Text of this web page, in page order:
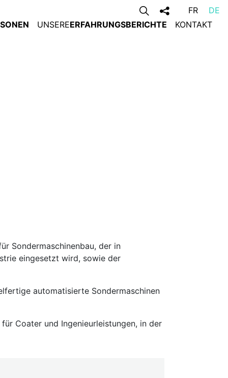
FR
DE
UNSEREERFAHRUNGSBERICHTE KONTAKT
Sondermaschinenbau, der in
eingesetzt wird, sowie der
automatisierte Sondermaschinen
Coater und Ingenieurleistungen, in der